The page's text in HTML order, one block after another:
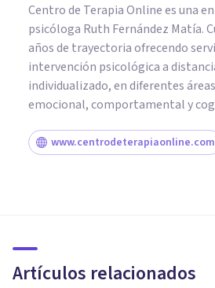
Centro de Terapia Online es una
psicóloga Ruth Fernández Matía.
años de trayectoria ofrecendo
intervención psicológica a
individualizado, en diferentes
emocional, comportamental y
www.centrodeterapiaonline.com
Artículos relacionados
por qué es necesaria